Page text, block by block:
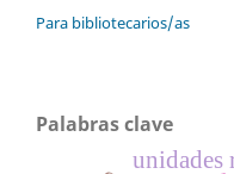
Para bibliotecarios/as
Palabras clave
unidades